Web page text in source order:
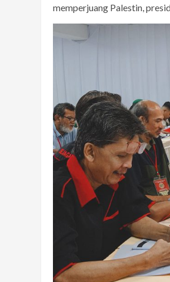
memperjuang Palestin,